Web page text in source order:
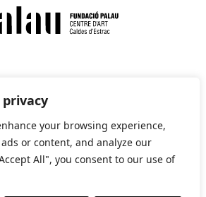
your browsing experience,
or content, and analyze our
All", you consent to our use of